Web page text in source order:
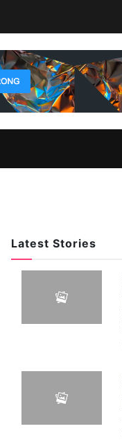
Latest Stories